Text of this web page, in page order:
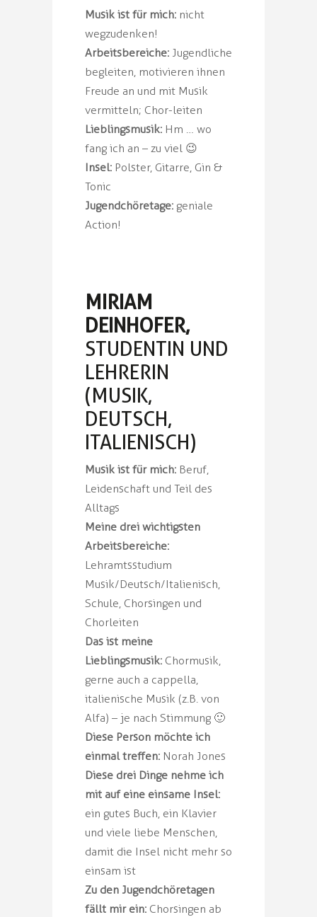
Musik ist für mich: nicht
wegzudenken!
Arbeitsbereiche: Jugendliche
begleiten, motivieren ihnen
Freude an und mit Musik
vermitteln; Chor-leiten
Lieblingsmusik: Hm … wo
fang ich an – zu viel 😉
Insel: Polster, Gitarre, Gin &
Tonic
Jugendchöretage: geniale
Action!
MIRIAM
DEINHOFER,
STUDENTIN UND
LEHRERIN
(MUSIK,
DEUTSCH,
ITALIENISCH)
Musik ist für mich: Beruf,
Leidenschaft und Teil des
Alltags
Meine drei wichtigsten
Arbeitsbereiche:
Lehramtsstudium
Musik/Deutsch/Italienisch,
Schule, Chorsingen und
Chorleiten
Das ist meine
Lieblingsmusik: Chormusik,
gerne auch a cappella,
italienische Musik (z.B. von
Alfa) – je nach Stimmung 🙂
Diese Person möchte ich
einmal treffen: Norah Jones
Diese drei Dinge nehme ich
mit auf eine einsame Insel:
ein gutes Buch, ein Klavier
und viele liebe Menschen,
damit die Insel nicht mehr so
einsam ist
Zu den Jugendchöretagen
fällt mir ein: Chorsingen ab